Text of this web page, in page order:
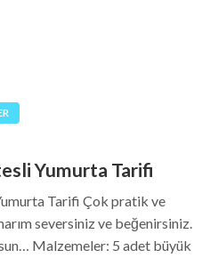
Yumurta Tarifi
Tarifi Çok pratik ve
seversiniz ve beğenirsiniz.
Malzemeler: 5 adet büyük